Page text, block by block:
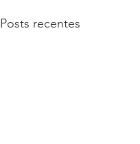
Posts recentes